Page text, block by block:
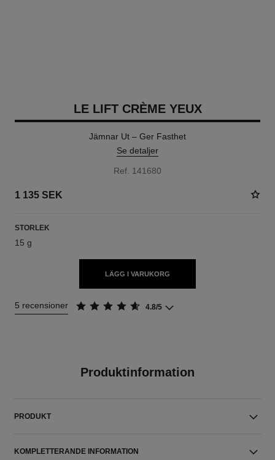
LE LIFT CRÈME YEUX
Jämnar Ut – Ger Fasthet
Se detaljer
Ref. 141680
1 135 SEK
STORLEK
15 g
LÄGG I VARUKORG
5 recensioner 4.8/5
Produktinformation
PRODUKT
KOMPLETTERANDE INFORMATION